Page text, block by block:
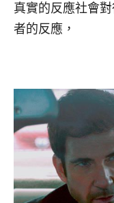
真實的反應社會
者的反應，